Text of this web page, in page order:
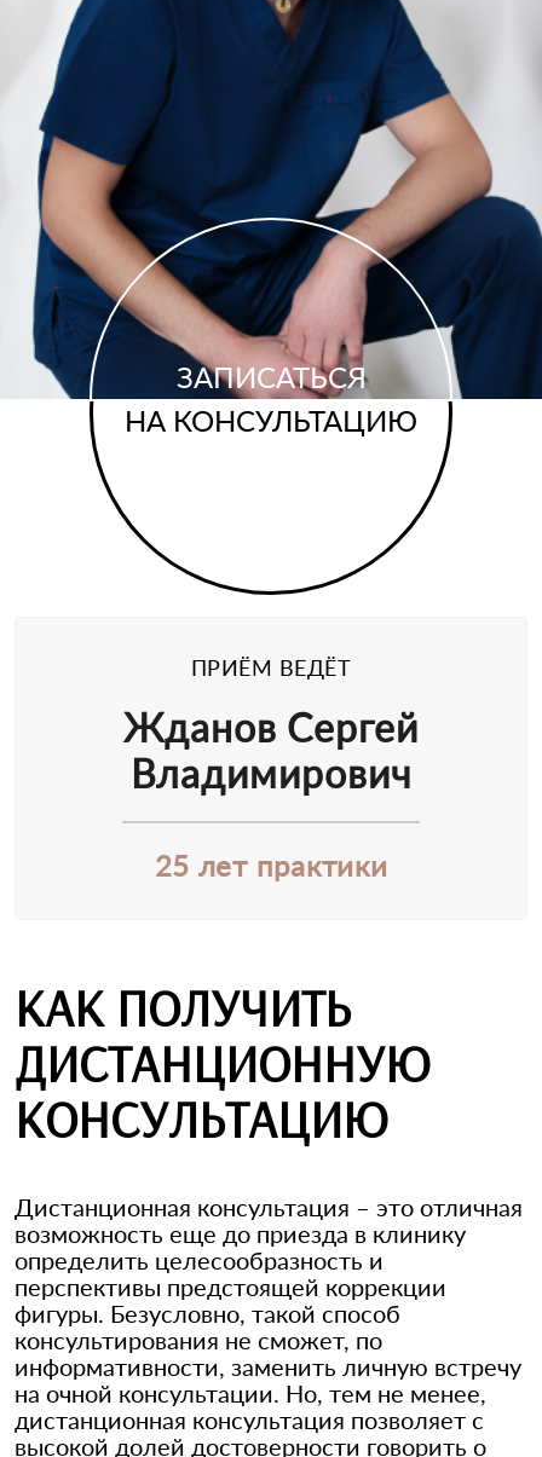
ЗАПИСАТЬСЯ
НА КОНСУЛЬТАЦИЮ
ПРИЁМ ВЕДЁТ
Жданов Сергей
Владимирович
25 лет практики
КАК ПОЛУЧИТЬ
ДИСТАНЦИОННУЮ
КОНСУЛЬТАЦИЮ
Дистанционная консультация – это отличная
возможность еще до приезда в клинику
определить целесообразность и
перспективы предстоящей коррекции
фигуры. Безусловно, такой способ
консультирования не сможет, по
информативности, заменить личную встречу
на очной консультации. Но, тем не менее,
дистанционная консультация позволяет с
высокой долей достоверности говорить о